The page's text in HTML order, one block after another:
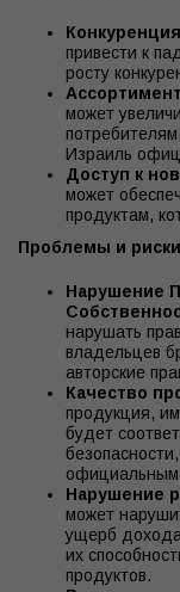
привести к
росту
может
Израиль
Доступ к
может
продуктам,
Проблемы и
Нарушение
нарушать
владельцев
авторские
Качество
продукция,
будет
официальным
Нарушение
может
ущерб
их
продуктов.